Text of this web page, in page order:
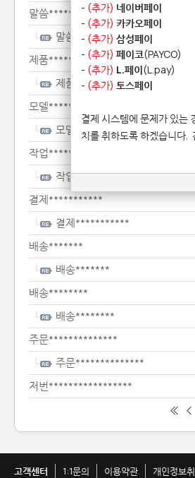
말씀************************
말씀************************
제품
제품
모델**************
모델**************
작업******
작업******
결제***********
결제***********
배송*******
배송*******
배송********
배송********
주문**************
주문**************
저번*****************
고객센터 1:1문의 이용약관 개인정보
- (추가) 네이버페이
- (추가) 카카오페이
- (추가) 삼성페이
- (추가) 페이코(PAYCO)
- (추가) L.페이(L.pay)
- (추가) 토스페이
결제 시스템에 문제가 있는
치를 취하도록 하겠습니다.